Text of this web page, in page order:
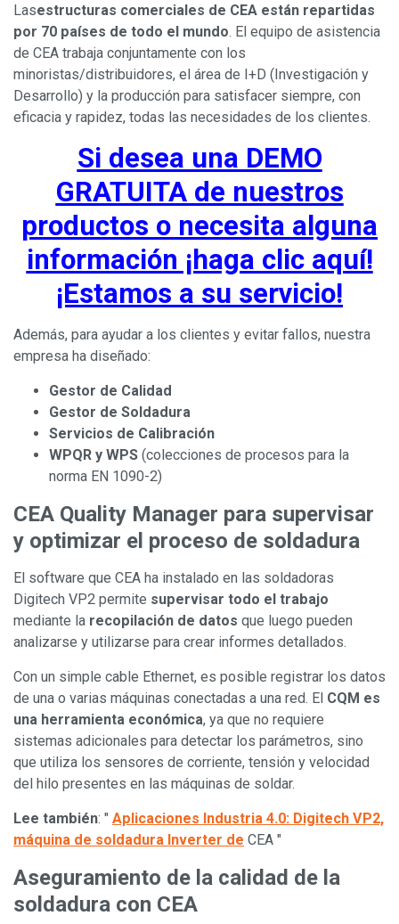
Lasestructuras comerciales de CEA están repartidas
por 70 países de todo el mundo. El equipo de asistencia
de CEA trabaja conjuntamente con los
minoristas/distribuidores, el área de I+D (Investigación y
Desarrollo) y la producción para satisfacer siempre, con
eficacia y rapidez, todas las necesidades de los clientes.
Si desea una DEMO
GRATUITA de nuestros
productos o necesita alguna
información ¡haga clic aquí!
¡Estamos a su servicio!
Además, para ayudar a los clientes y evitar fallos, nuestra
empresa ha diseñado:
Gestor de Calidad
Gestor de Soldadura
Servicios de Calibración
WPQR y WPS (colecciones de procesos para la
norma EN 1090-2)
CEA Quality Manager para supervisar
y optimizar el proceso de soldadura
El software que CEA ha instalado en las soldadoras
Digitech VP2 permite supervisar todo el trabajo
mediante la recopilación de datos que luego pueden
analizarse y utilizarse para crear informes detallados.
Con un simple cable Ethernet, es posible registrar los datos
de una o varias máquinas conectadas a una red. El CQM es
una herramienta económica, ya que no requiere
sistemas adicionales para detectar los parámetros, sino
que utiliza los sensores de corriente, tensión y velocidad
del hilo presentes en las máquinas de soldar.
Lee también: " Aplicaciones Industria 4.0: Digitech VP2,
máquina de soldadura Inverter de CEA "
Aseguramiento de la calidad de la
soldadura con CEA